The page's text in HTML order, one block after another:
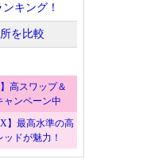
キング！
を比較
高スワップ＆
ャンペーン中
】最高水準の高
ドが魅力！